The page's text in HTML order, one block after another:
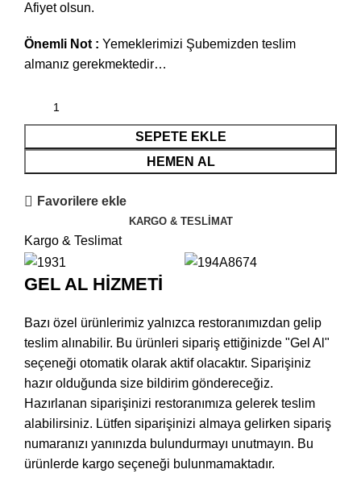
Afiyet olsun.
Önemli Not : Yemeklerimizi Şubemizden teslim
almanız gerekmektedir…
SEPETE EKLE
HEMEN AL
Favorilere ekle
KARGO & TESLIMAT
Kargo & Teslimat
GEL AL HİZMETİ
Bazı özel ürünlerimiz yalnızca restoranımızdan gelip
teslim alınabilir. Bu ürünleri sipariş ettiğinizde "Gel Al"
seçeneği otomatik olarak aktif olacaktır. Siparişiniz
hazır olduğunda size bildirim göndereceğiz.
Hazırlanan siparişinizi restoranımıza gelerek teslim
alabilirsiniz. Lütfen siparişinizi almaya gelirken sipariş
numaranızı yanınızda bulundurmayı unutmayın. Bu
ürünlerde kargo seçeneği bulunmamaktadır.